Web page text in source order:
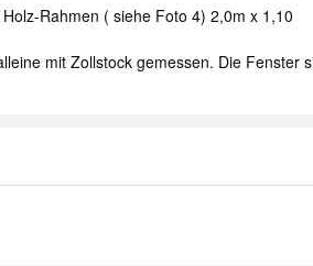
Rahmen ( siehe Foto 4) 2,0m x 1,10
mit Zollstock gemessen. Die Fenster